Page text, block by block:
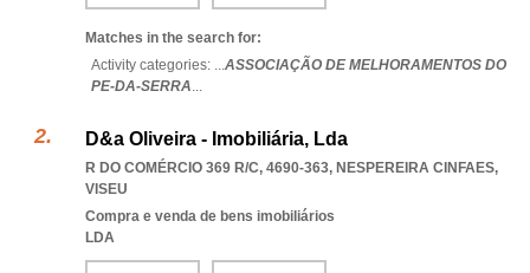
Matches in the search for:
Activity categories: ...ASSOCIAÇÃO DE MELHORAMENTOS DO
PE-DA-SERRA...
D&a Oliveira - Imobiliária, Lda
R DO COMÉRCIO 369 R/C, 4690-363, NESPEREIRA CINFAES,
VISEU
Compra e venda de bens imobiliários
LDA